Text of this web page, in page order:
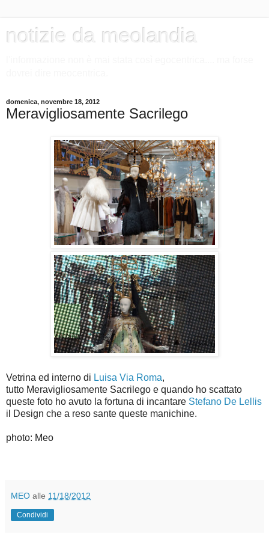
notizie da meolandia
domenica, novembre 18, 2012
Meravigliosamente Sacrilego
Vetrina ed interno di Luisa Via Roma,
tutto Meravigliosamente Sacrilego e quando ho scattato
queste foto ho avuto la fortuna di incantare Stefano De Lellis
il Design che a reso sante queste manichine.
photo: Meo
MEO alle 11/18/2012
Condividi